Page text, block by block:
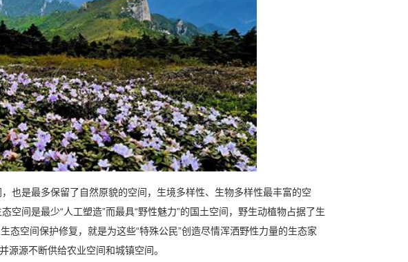
是最多保留了自然原貌的空间，生境多样性、生物多样性最丰富的空
间是最少“人工塑造”而最具“野性魅力”的国土空间，野生动植物占据了生
态空间保护修复，就是为这些“特殊公民”创造尽情浑洒野性力量的生态家
源源不断供给农业空间和城镇空间。